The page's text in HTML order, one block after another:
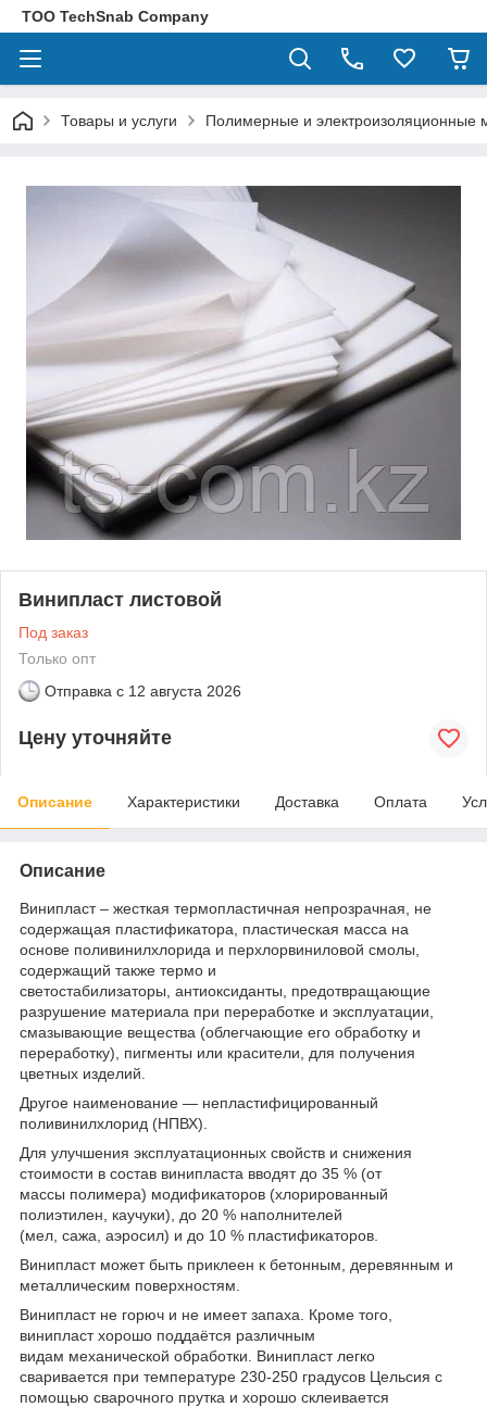
ТОО TechSnab Company
Товары и услуги Полимерные и электроизоляционные
Винипласт листовой
Под заказ
Только опт
Отправка с 12 августа 2026
Цену уточняйте
Описание Характеристики Доставка Оплата
Описание
Винипласт – жесткая термопластичная непрозрачная, не
содержащая пластификатора, пластическая масса на
основе поливинилхлорида и перхлорвиниловой смолы,
содержащий также термо и
светостабилизаторы, антиоксиданты, предотвращающие
разрушение материала при переработке и эксплуатации,
смазывающие вещества (облегчающие его обработку и
переработку), пигменты или красители, для получения
цветных изделий.
Другое наименование ― непластифицированный
поливинилхлорид (НПВХ).
Для улучшения эксплуатационных свойств и снижения
стоимости в состав винипласта вводят до 35 % (от
массы полимера) модификаторов (хлорированный
полиэтилен, каучуки), до 20 % наполнителей
(мел, сажа, аэросил) и до 10 % пластификаторов.
Винипласт может быть приклеен к бетонным, деревянным и
металлическим поверхностям.
Винипласт не горюч и не имеет запаха. Кроме того,
винипласт хорошо поддаётся различным
видам механической обработки. Винипласт легко
сваривается при температуре 230-250 градусов Цельсия с
помощью сварочного прутка и хорошо склеивается